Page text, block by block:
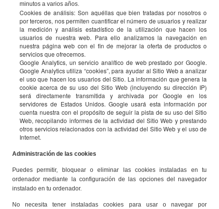
minutos a varios años.
Cookies de análisis: Son aquéllas que bien tratadas por nosotros o
por terceros, nos permiten cuantificar el número de usuarios y realizar
la medición y análisis estadístico de la utilización que hacen los
usuarios de nuestra web. Para ello analizamos la navegación en
nuestra página web con el fin de mejorar la oferta de productos o
servicios que ofrecemos.
Google Analytics, un servicio analítico de web prestado por Google.
Google Analytics utiliza “cookies”, para ayudar al Sitio Web a analizar
el uso que hacen los usuarios del Sitio. La información que genera la
cookie acerca de su uso del Sitio Web (incluyendo su dirección IP)
será directamente transmitida y archivada por Google en los
servidores de Estados Unidos. Google usará esta información por
cuenta nuestra con el propósito de seguir la pista de su uso del Sitio
Web, recopilando informes de la actividad del Sitio Web y prestando
otros servicios relacionados con la actividad del Sitio Web y el uso de
Internet.
Administración de las cookies
Puedes permitir, bloquear o eliminar las cookies instaladas en tu
ordenador mediante la configuración de las opciones del navegador
instalado en tu ordenador.
No necesita tener instaladas cookies para usar o navegar por